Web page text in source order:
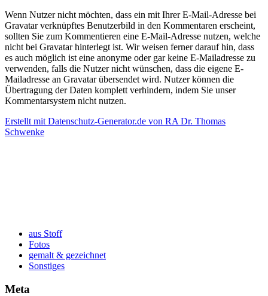
Wenn Nutzer nicht möchten, dass ein mit Ihrer E-Mail-Adresse bei
Gravatar verknüpftes Benutzerbild in den Kommentaren erscheint,
sollten Sie zum Kommentieren eine E-Mail-Adresse nutzen, welche
nicht bei Gravatar hinterlegt ist. Wir weisen ferner darauf hin, dass
es auch möglich ist eine anonyme oder gar keine E-Mailadresse zu
verwenden, falls die Nutzer nicht wünschen, dass die eigene E-
Mailadresse an Gravatar übersendet wird. Nutzer können die
Übertragung der Daten komplett verhindern, indem Sie unser
Kommentarsystem nicht nutzen.
Erstellt mit Datenschutz-Generator.de von RA Dr. Thomas
Schwenke
aus Stoff
Fotos
gemalt & gezeichnet
Sonstiges
Meta